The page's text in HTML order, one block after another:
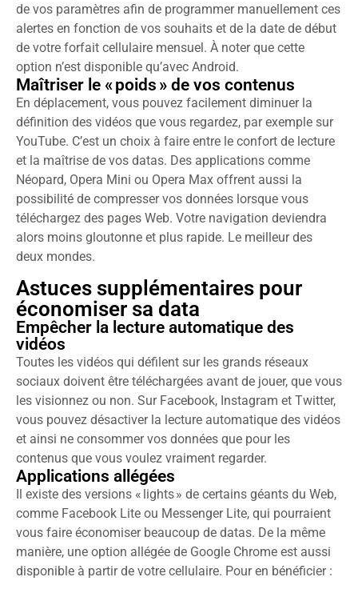
de vos paramètres afin de programmer manuellement ces
alertes en fonction de vos souhaits et de la date de début
de votre forfait cellulaire mensuel. À noter que cette
option n’est disponible qu’avec Android.
Maîtriser le « poids » de vos contenus
En déplacement, vous pouvez facilement diminuer la
définition des vidéos que vous regardez, par exemple sur
YouTube. C’est un choix à faire entre le confort de lecture
et la maîtrise de vos datas. Des applications comme
Néopard, Opera Mini ou Opera Max offrent aussi la
possibilité de compresser vos données lorsque vous
téléchargez des pages Web. Votre navigation deviendra
alors moins gloutonne et plus rapide. Le meilleur des
deux mondes.
Astuces supplémentaires pour
économiser sa data
Empêcher la lecture automatique des
vidéos
Toutes les vidéos qui défilent sur les grands réseaux
sociaux doivent être téléchargées avant de jouer, que vous
les visionnez ou non. Sur Facebook, Instagram et Twitter,
vous pouvez désactiver la lecture automatique des vidéos
et ainsi ne consommer vos données que pour les
contenus que vous voulez vraiment regarder.
Applications allégées
Il existe des versions « lights » de certains géants du Web,
comme Facebook Lite ou Messenger Lite, qui pourraient
vous faire économiser beaucoup de datas. De la même
manière, une option allégée de Google Chrome est aussi
disponible à partir de votre cellulaire. Pour en bénéficier :